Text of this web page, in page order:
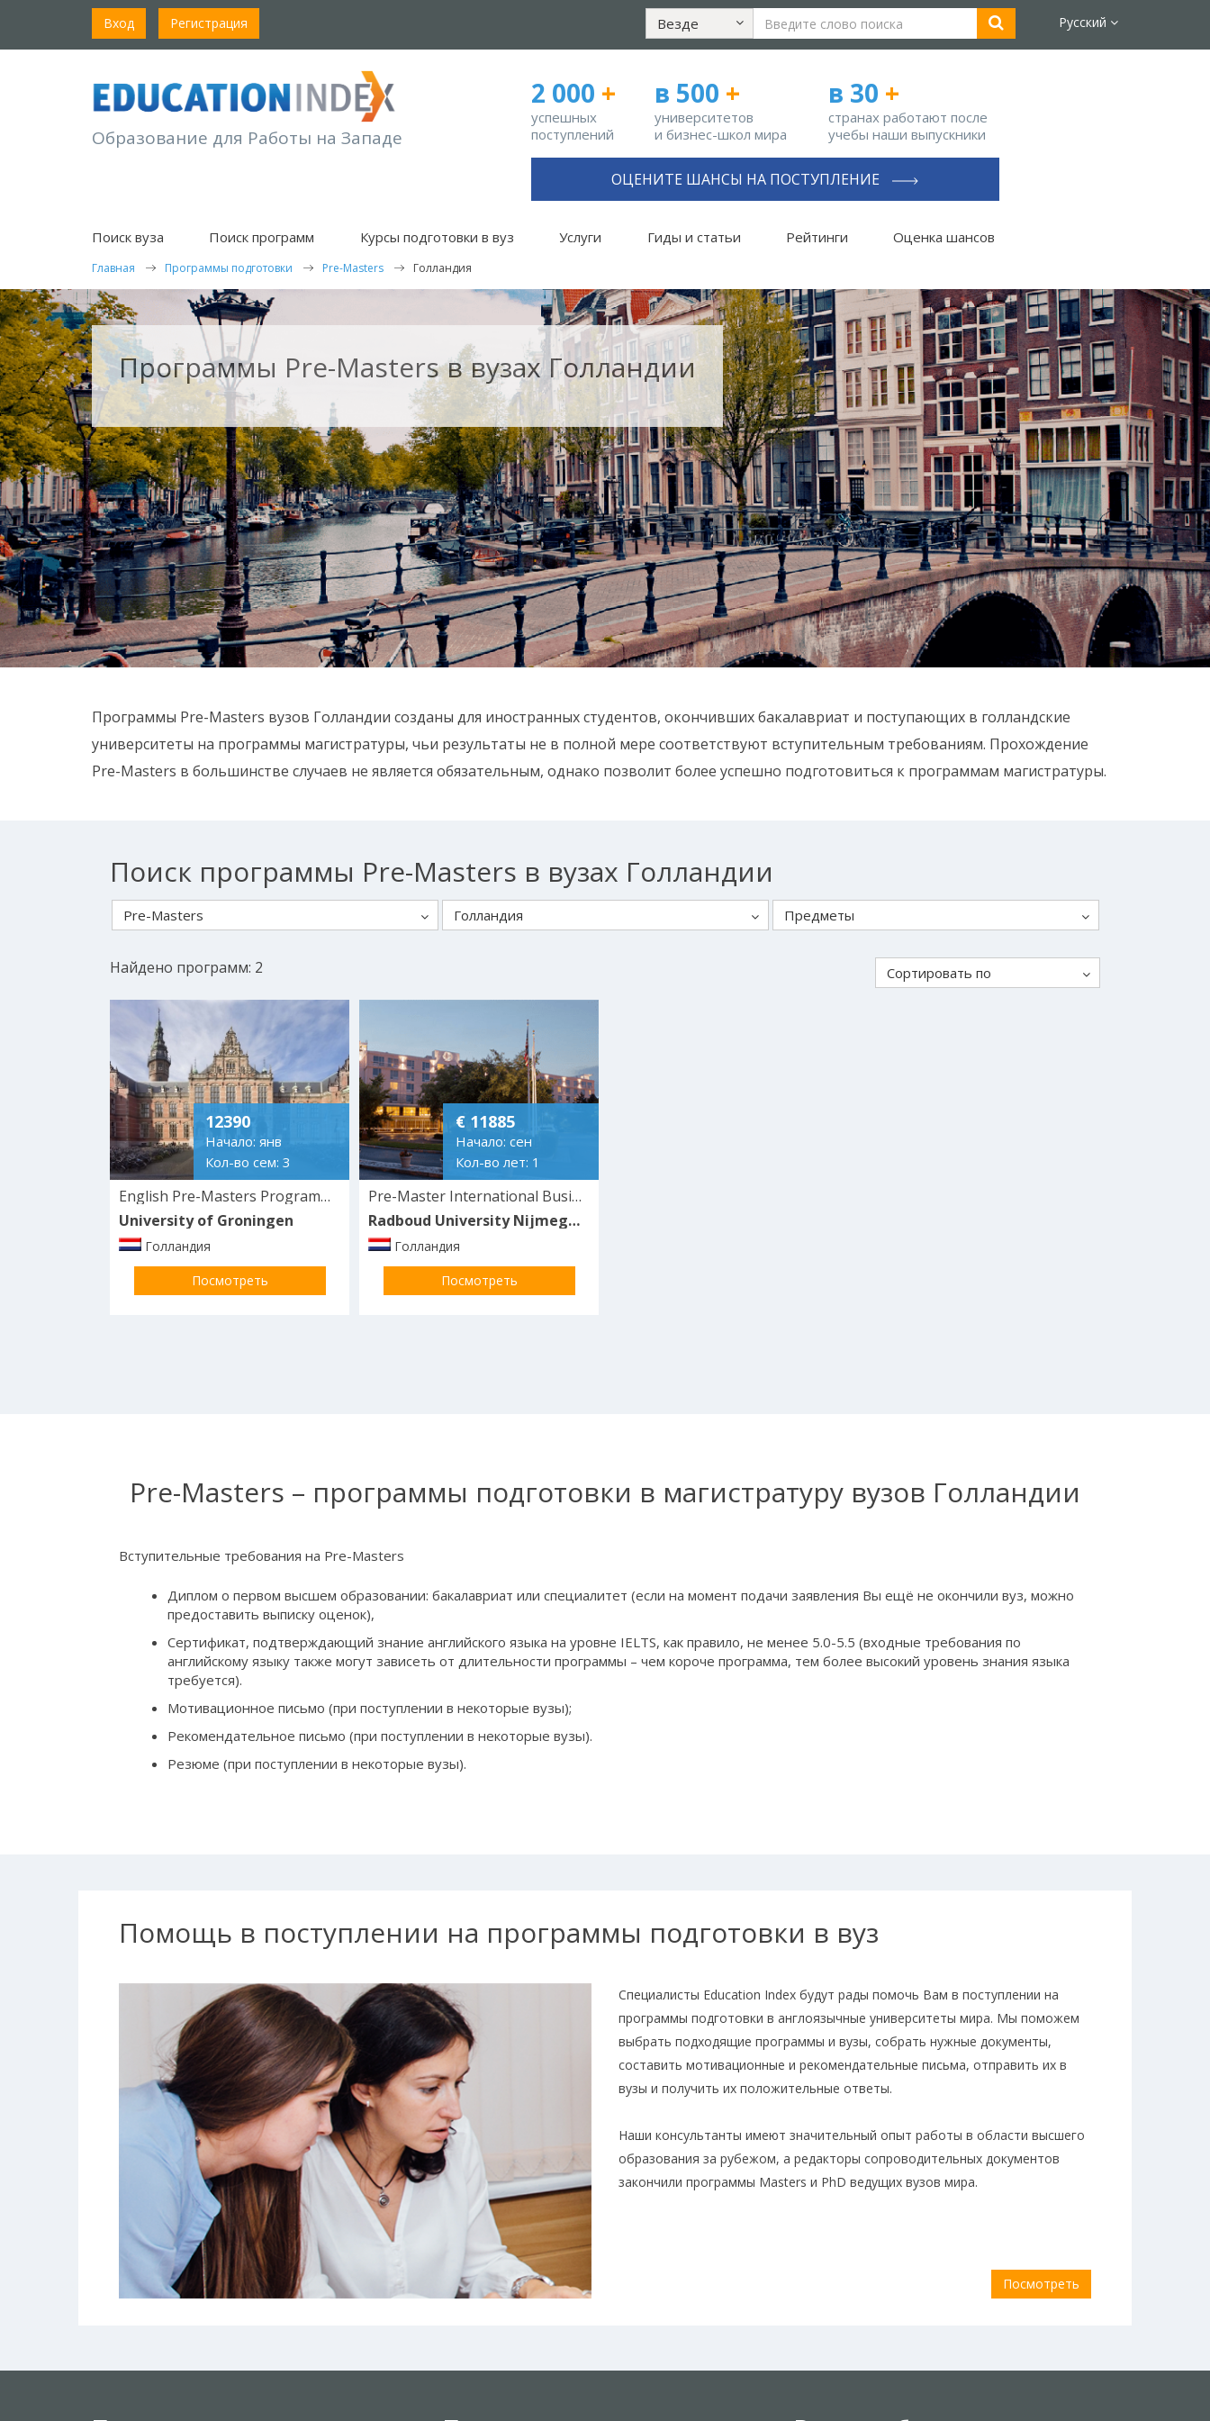
Вход Регистрация Везде Русский
Образование для Работы на Западе
2 000 +
успешных
поступлений
в 500 +
университетов
и бизнес-школ мира
в 30 +
странах работают после
учебы наши выпускники
ОЦЕНИТЕ ШАНСЫ НА ПОСТУПЛЕНИЕ
Поиск вуза Поиск программ Курсы подготовки в вуз Услуги Гиды и статьи Рейтинги Оценка шансов
Главная Программы подготовки Pre-Masters Голландия
Программы Pre-Masters в вузах Голландии
Программы Pre-Masters вузов Голландии созданы для иностранных студентов, окончивших бакалавриат и поступающих в голландские
университеты на программы магистратуры, чьи результаты не в полной мере соответствуют вступительным требованиям. Прохождение
Pre-Masters в большинстве случаев не является обязательным, однако позволит более успешно подготовиться к программам магистратуры.
Поиск программы Pre-Masters в вузах Голландии
Pre-Masters Голландия Предметы
Найдено программ: 2 Сортировать по
Кол-во сем: 3
Начало: янв
12390
English Pre-Masters Programme
University of Groningen
Голландия
Посмотреть
Кол-во лет: 1
Начало: сен
€ 11885
Pre-Master International Business Communication
Radboud University Nijmegen
Голландия
Посмотреть
Pre-Masters – программы подготовки в магистратуру вузов Голландии
Вступительные требования на Pre-Masters
Диплом о первом высшем образовании: бакалавриат или специалитет (если на момент подачи заявления Вы ещё не окончили вуз, можно
предоставить выписку оценок),
Сертификат, подтверждающий знание английского языка на уровне IELTS, как правило, не менее 5.0-5.5 (входные требования по
английскому языку также могут зависеть от длительности программы – чем короче программа, тем более высокий уровень знания языка
требуется).
Мотивационное письмо (при поступлении в некоторые вузы);
Рекомендательное письмо (при поступлении в некоторые вузы).
Резюме (при поступлении в некоторые вузы).
Помощь в поступлении на программы подготовки в вуз
Специалисты Education Index будут рады помочь Вам в поступлении на
программы подготовки в англоязычные университеты мира. Мы поможем
выбрать подходящие программы и вузы, собрать нужные документы,
составить мотивационные и рекомендательные письма, отправить их в
вузы и получить их положительные ответы.
Наши консультанты имеют значительный опыт работы в области высшего
образования за рубежом, а редакторы сопроводительных документов
закончили программы Masters и PhD ведущих вузов мира.
Посмотреть